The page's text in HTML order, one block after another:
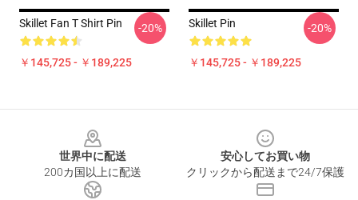
Skillet Fan T Shirt Pin
￥145,725 - ￥189,225
-20% Skillet Pin
￥145,725 - ￥189,225
-20%
世界中に配送
200カ国以上に配送
安心してお買い物
クリックから配送まで24/7保護